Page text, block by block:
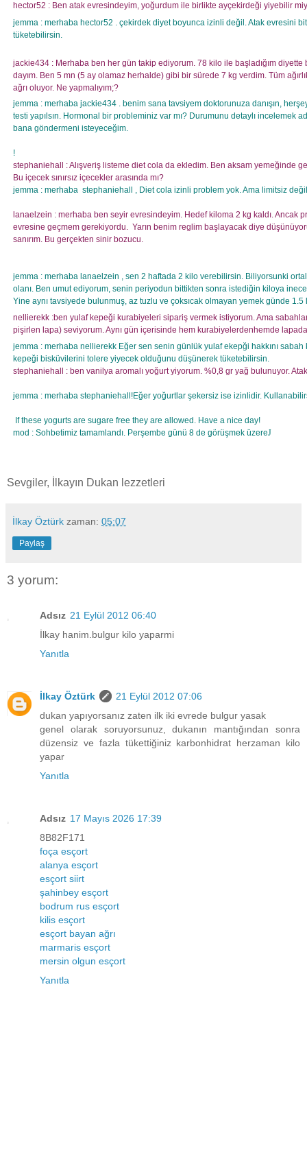
hector52 : Ben atak evresindeyim, yoğurdum ile birlikte ayçekirdeği yiyebilir
jemma : merhaba hector52 . çekirdek diyet boyunca izinli değil. Atak evresini
tüketebilirsin.
jackie434 : Merhaba ben her gün takip ediyorum. 78 kilo ile başladığım
dayım. Ben 5 mn (5 ay olamaz herhalde) gibi bir sürede 7 kg verdim. Tüm
ağrı oluyor. Ne yapmalıyım;?
jemma : merhaba jackie434 . benim sana tavsiyem doktorunuza danışın,
testi yapılsın. Hormonal bir probleminiz var mı? Durumunu detaylı incelemek
bana göndermeni isteyeceğim.
!
stephaniehall : Alışveriş listeme diet cola da ekledim. Ben aksam yemeğinde
Bu içecek sınırsız içecekler arasında mı?
jemma : merhaba stephaniehall , Diet cola izinli problem yok. Ama limitsiz
lanaelzein : merhaba ben seyir evresindeyim. Hedef kiloma 2 kg kaldı. Ancak
evresine geçmem gerekiyordu. Yarın benim reglim başlayacak diye
sanırım. Bu gerçekten sinir bozucu.
jemma : merhaba lanaelzein , sen 2 haftada 2 kilo verebilirsin. Biliyorsunki
olanı. Ben umut ediyorum, senin periyodun bittikten sonra istediğin kiloya
Yine aynı tavsiyede bulunmuş, az tuzlu ve çoksıcak olmayan yemek günde 1.5
nellierekk :ben yulaf kepeği kurabiyeleri sipariş vermek istiyorum. Ama
pişirlen lapa) seviyorum. Aynı gün içerisinde hem kurabiyelerdenhemde
jemma : merhaba nellierekk Eğer sen senin günlük yulaf ekepği hakkını
kepeği bisküvilerini tolere yiyecek olduğunu düşünerek tüketebilirsin.
stephaniehall : ben vanilya aromalı yoğurt yiyorum. %0,8 gr yağ bulunuyor.
jemma : merhaba stephaniehall!Eğer yoğurtlar şekersiz ise izinlidir.
If these yogurts are sugare free they are allowed. Have a nice day!
mod : Sohbetimiz tamamlandı. Perşembe günü 8 de görüşmek üzereJ
Sevgiler, İlkayın Dukan lezzetleri
İlkay Öztürk zaman: 05:07
Paylaş
3 yorum:
Adsız 21 Eylül 2012 06:40
İlkay hanim.bulgur kilo yaparmi
Yanıtla
İlkay Öztürk
21 Eylül 2012 07:06
dukan yapıyorsanız zaten ilk iki evrede bulgur yasak
genel olarak soruyorsunuz, dukanın mantığından sonra
düzensiz ve fazla tükettiğiniz karbonhidrat herzaman kilo
yapar
Yanıtla
Adsız 17 Mayıs 2026 17:39
8B82F171
foça esçort
alanya esçort
esçort siirt
şahinbey esçort
bodrum rus esçort
kilis esçort
esçort bayan ağrı
marmaris esçort
mersin olgun esçort
Yanıtla